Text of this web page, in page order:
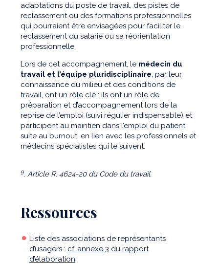
adaptations du poste de travail, des pistes de
reclassement ou des formations professionnelles
qui pourraient être envisagées pour faciliter le
reclassement du salarié ou sa réorientation
professionnelle.
Lors de cet accompagnement, le médecin du
travail et l’équipe pluridisciplinaire , par leur
connaissance du milieu et des conditions de
travail, ont un rôle clé : ils ont un rôle de
préparation et d’accompagnement lors de la
reprise de l’emploi (suivi régulier indispensable) et
participent au maintien dans l’emploi du patient
suite au burnout, en lien avec les professionnels et
médecins spécialistes qui le suivent.
9. Article R. 4624-20 du Code du travail.
Ressources
Liste des associations de représentants
d’usagers : cf. annexe 3 du rapport
d’élaboration